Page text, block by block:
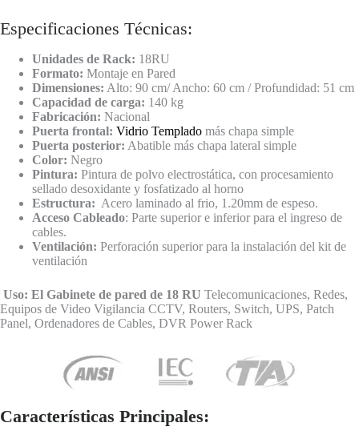
Especificaciones Técnicas:
Unidades de Rack: 18RU
Formato: Montaje en Pared
Dimensiones: Alto: 90 cm/ Ancho: 60 cm / Profundidad: 51 cm
Capacidad de carga: 140 kg
Fabricación: Nacional
Puerta frontal: Vidrio Templado más chapa simple
Puerta posterior: Abatible más chapa lateral simple
Color: Negro
Pintura: Pintura de polvo electrostática, con procesamiento
sellado desoxidante y fosfatizado al horno
Estructura: Acero laminado al frio, 1.20mm de espeso.
Acceso Cableado: Parte superior e inferior para el ingreso de
cables.
Ventilación: Perforación superior para la instalación del kit de
ventilación
Uso: El Gabinete de pared de 18 RU Telecomunicaciones, Redes,
Equipos de Video Vigilancia CCTV, Routers, Switch, UPS, Patch
Panel, Ordenadores de Cables, DVR Power Rack
Características Principales: